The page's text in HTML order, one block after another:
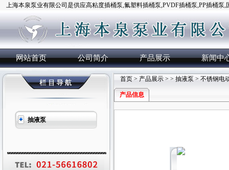
上海本泉泵业有限公司是供应高粘度插桶泵,氟塑料插桶泵,PVDF插桶泵,PP插桶泵
网站首页 公司简介 产品展示 新闻中
抽液泵
首页 > 产品展示 > > 抽液泵 > 不锈钢电
产品信息